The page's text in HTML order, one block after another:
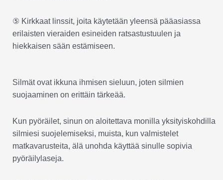
⑤ Kirkkaat linssit, joita käytetään yleensä pääasiassa
erilaisten vieraiden esineiden ratsastustuulen ja
hiekkaisen sään estämiseen.
Silmät ovat ikkuna ihmisen sieluun, joten silmien
suojaaminen on erittäin tärkeää.
Kun pyöräilet, sinun on aloitettava monilla yksityiskohdilla
silmiesi suojelemiseksi, muista, kun valmistelet
matkavarusteita, älä unohda käyttää sinulle sopivia
pyöräilylaseja.